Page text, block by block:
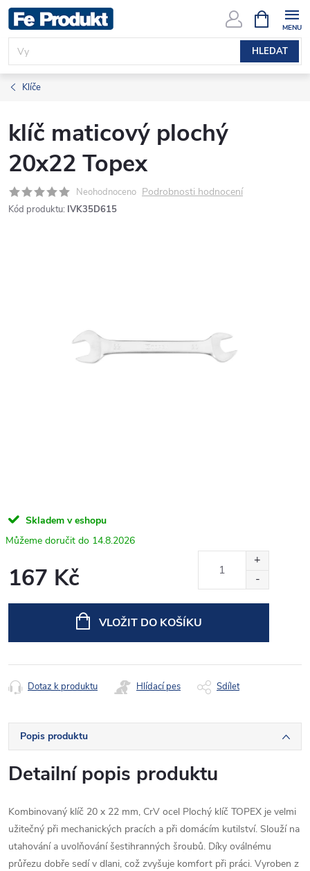
Přejít
na
obsah
HLEDAT
NÁKUPNÍ
KOŠÍK
Klíče
klíč maticový plochý
20x22 Topex
Neohodnoceno Podrobnosti hodnocení
Kód produktu: IVK35D615
Skladem v eshopu
14.8.2026
167 Kč
VLOŽIT DO KOŠÍKU
Dotaz k produktu Hlídací pes Sdílet
Popis produktu
Detailní popis produktu
Kombinovaný klíč 20 x 22 mm, CrV ocel Plochý klíč TOPEX je velmi
užitečný při mechanických pracích a při domácím kutilství. Slouží na
utahování a uvolňování šestihranných šroubů. Díky oválnému
průřezu dobře sedí v dlani, což zvyšuje komfort při práci. Vyroben z